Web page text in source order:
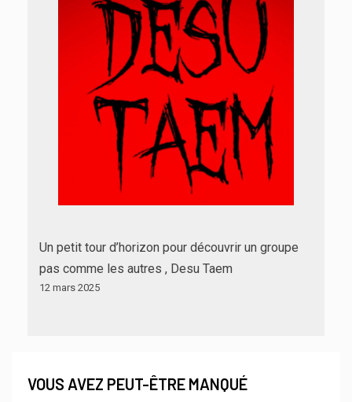
Un petit tour d’horizon pour découvrir un groupe
pas comme les autres , Desu Taem
12 mars 2025
VOUS AVEZ PEUT-ÊTRE MANQUÉ